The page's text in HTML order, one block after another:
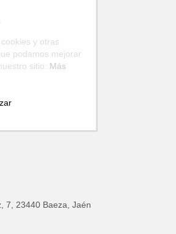
7, 23440 Baeza, Jaén
y otras
podamos mejorar
sitio: Más